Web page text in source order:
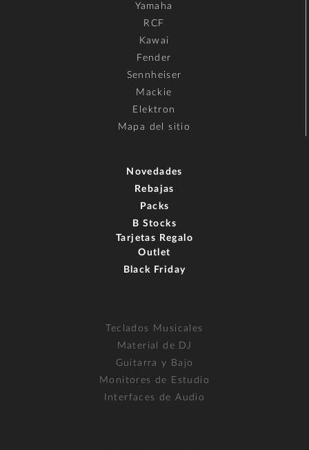
Yamaha
RCF
Kawai
Fender
Sennheiser
Mackie
Elektron
Mapa del sitio
Novedades
Rebajas
Packs
B Stocks
Tarjetas Regalo
Outlet
Black Friday
Teclados Musicales
Material de DJ
Guitarra y Bajo
Monitores de Estudio
Interfaces de Audio